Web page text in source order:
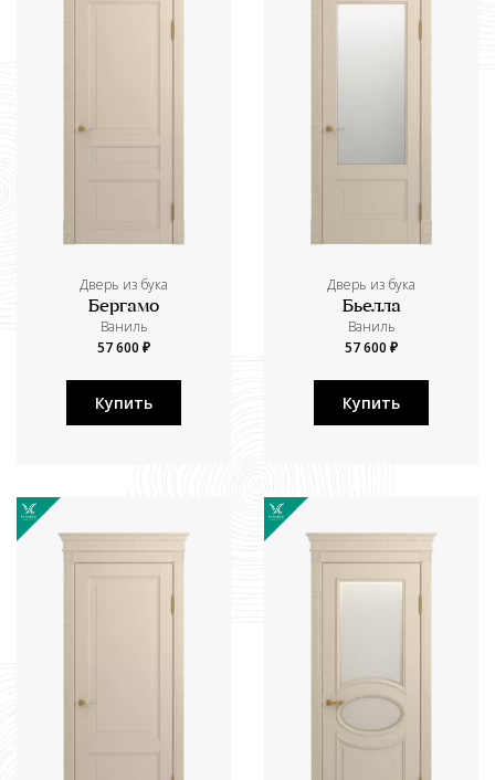
Дверь из бука
Бергамо
Ваниль
57 600 ₽
Купить
Дверь из бука
Бьелла
Ваниль
57 600 ₽
Купить